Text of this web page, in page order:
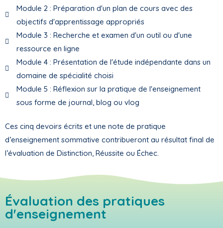
Module 2 : Préparation d'un plan de cours avec des
objectifs d'apprentissage appropriés
Module 3 : Recherche et examen d'un outil ou d'une
ressource en ligne
Module 4 : Présentation de l'étude indépendante dans un
domaine de spécialité choisi
Module 5 : Réflexion sur la pratique de l'enseignement
sous forme de journal, blog ou vlog
Ces cinq devoirs écrits et une note de pratique
d’enseignement sommative contribueront au résultat final de
l’évaluation de Distinction, Réussite ou Échec.
Évaluation des pratiques
d'enseignement